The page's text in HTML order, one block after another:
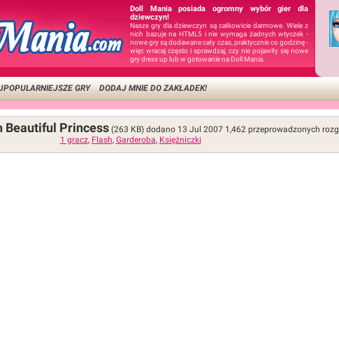
Doll Mania posiada ogromny wybór gier dla
dziewczyn!
Nasze gry dla dziewczyn są całkowicie darmowe. Wiele z
nich bazuje na HTML5 i nie wymaga żadnych wtyczek -
nowe gry są dodawane cały czas, praktycznie co godzinę -
więc wracaj często i sprawdzaj, czy nie pojawiły się nowe
gry dress up lub w gotowanie na Doll Mania.
GRY DODAJ MNIE DO ZAKŁADEK!
Beautiful Princess(263 KB) dodano 13 Jul 2007 1,462przeprowadzonych
1 gracz, Flash, Garderoba, Księżniczki